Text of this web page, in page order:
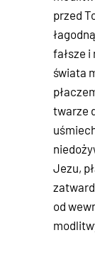
przed
fałsze i
świata
twarze
Jezu,
od